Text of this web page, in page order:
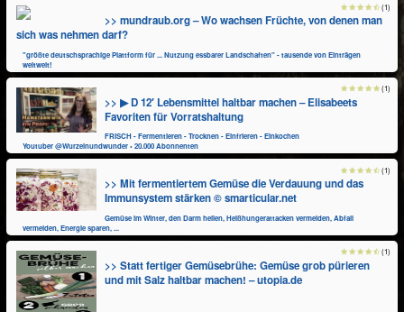
>> mundraub.org – Wo wachsen Früchte, von denen man
sich was nehmen darf?
"größte deutschsprachige Plattform für ... Nutzung essbarer Landschaften" - tausende von Einträgen
weltweit!
(1)
>> ▶ D 12′ Lebensmittel haltbar machen – Elisabeets
Favoriten für Vorratshaltung
FRISCH - Fermentieren - Trocknen - Einfrieren - Einkochen
Youtuber @Wurzelnundwunder • 20.000 Abonnenten
(1)
>> Mit fermentiertem Gemüse die Verdauung und das
Immunsystem stärken © smarticular.net
Gemüse im Winter, den Darm heilen, Heißhungerattacken vermeiden, Abfall
vermeiden, Energie sparen, ...
(1)
>> Statt fertiger Gemüsebrühe: Gemüse grob pürieren
und mit Salz haltbar machen! – utopia.de
(1)